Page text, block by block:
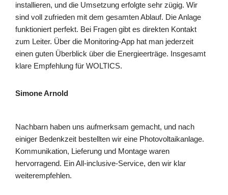
installieren, und die Umsetzung erfolgte sehr zügig. Wir
sind voll zufrieden mit dem gesamten Ablauf. Die Anlage
funktioniert perfekt. Bei Fragen gibt es direkten Kontakt
zum Leiter. Über die Monitoring-App hat man jederzeit
einen guten Überblick über die Energieerträge. Insgesamt
klare Empfehlung für WOLTICS.
Simone Arnold
Nachbarn haben uns aufmerksam gemacht, und nach
einiger Bedenkzeit bestellten wir eine Photovoltaikanlage.
Kommunikation, Lieferung und Montage waren
hervorragend. Ein All-inclusive-Service, den wir klar
weiterempfehlen.